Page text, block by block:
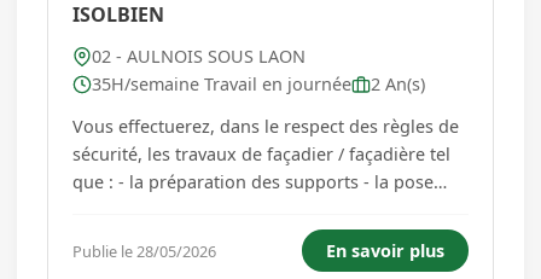
ISOLBIEN
02 - AULNOIS SOUS LAON
35H/semaine Travail en journée
2 An(s)
Vous effectuerez, dans le respect des règles de
sécurité, les travaux de façadier / façadière tel
que : - la préparation des supports - la pose
- l'application d'enduits - la pose d'échafaudage
Une excellente capacité à travailler en éq...
Publie le 28/05/2026 En savoir plus